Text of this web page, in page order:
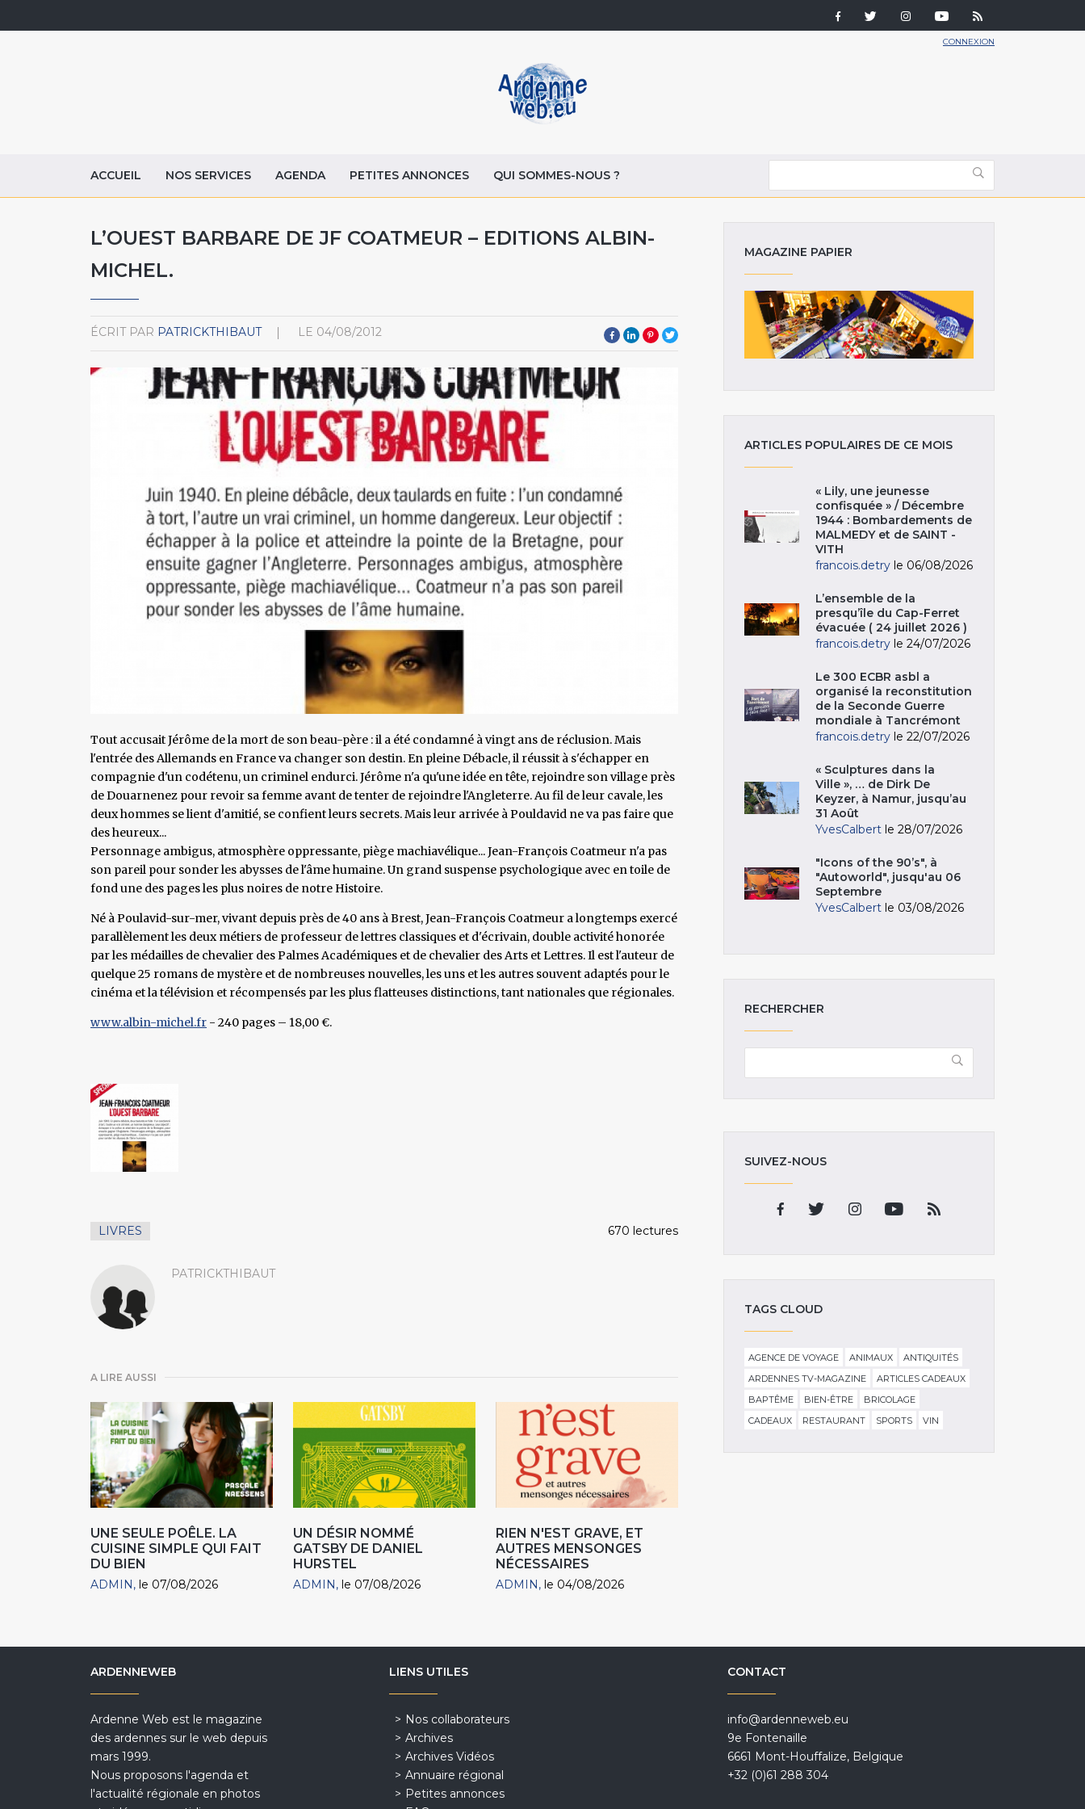
CONNEXION
ACCUEIL NOS SERVICES AGENDA PETITES ANNONCES QUI SOMMES-NOUS ?
L’OUEST BARBARE DE JF COATMEUR – EDITIONS ALBIN-
MICHEL.
ÉCRIT PAR PATRICKTHIBAUT LE 04/08/2012
Tout accusait Jérôme de la mort de son beau-père : il a été condamné à vingt ans de réclusion. Mais
l'entrée des Allemands en France va changer son destin. En pleine Débacle, il réussit à s'échapper en
compagnie d'un codétenu, un criminel endurci. Jérôme n'a qu'une idée en tête, rejoindre son village près
de Douarnenez pour revoir sa femme avant de tenter de rejoindre l'Angleterre. Au fil de leur cavale, les
deux hommes se lient d'amitié, se confient leurs secrets. Mais leur arrivée à Pouldavid ne va pas faire que
des heureux...
Personnage ambigus, atmosphère oppressante, piège machiavélique... Jean-François Coatmeur n'a pas
son pareil pour sonder les abysses de l'âme humaine. Un grand suspense psychologique avec en toile de
fond une des pages les plus noires de notre Histoire.
Né à Poulavid-sur-mer, vivant depuis près de 40 ans à Brest, Jean-François Coatmeur a longtemps exercé
parallèlement les deux métiers de professeur de lettres classiques et d'écrivain, double activité honorée
par les médailles de chevalier des Palmes Académiques et de chevalier des Arts et Lettres. Il est l'auteur de
quelque 25 romans de mystère et de nombreuses nouvelles, les uns et les autres souvent adaptés pour le
cinéma et la télévision et récompensés par les plus flatteuses distinctions, tant nationales que régionales.
www.albin-michel.fr - 240 pages – 18,00 €.
LIVRES 670 lectures
PATRICKTHIBAUT
A LIRE AUSSI
UNE SEULE POÊLE. LA
CUISINE SIMPLE QUI FAIT
DU BIEN
ADMIN le 07/08/2026
UN DÉSIR NOMMÉ
GATSBY DE DANIEL
HURSTEL
ADMIN le 07/08/2026
RIEN N'EST GRAVE, ET
AUTRES MENSONGES
NÉCESSAIRES
ADMIN le 04/08/2026
MAGAZINE PAPIER
ARTICLES POPULAIRES DE CE MOIS
« Lily, une jeunesse
confisquée » / Décembre
1944 : Bombardements de
MALMEDY et de SAINT -
VITH
francois.detry le 06/08/2026
L’ensemble de la
presqu’île du Cap-Ferret
évacuée ( 24 juillet 2026 )
francois.detry le 24/07/2026
Le 300 ECBR asbl a
organisé la reconstitution
de la Seconde Guerre
mondiale à Tancrémont
francois.detry le 22/07/2026
« Sculptures dans la
Ville », … de Dirk De
Keyzer, à Namur, jusqu’au
31 Août
YvesCalbert le 28/07/2026
"Icons of the 90’s", à
"Autoworld", jusqu'au 06
Septembre
YvesCalbert le 03/08/2026
RECHERCHER
SUIVEZ-NOUS
TAGS CLOUD
AGENCE DE VOYAGE ANIMAUX
ANTIQUITÉS
ARDENNES TV-MAGAZINE
ARTICLES CADEAUX
BAPTÊME
BIEN-ÊTRE
BRICOLAGE
CADEAUX
RESTAURANT SPORTS VIN
ARDENNEWEB
Ardenne Web est le magazine
des ardennes sur le web depuis
mars 1999.
Nous proposons l'agenda et
l'actualité régionale en photos
LIENS UTILES
Nos collaborateurs
Archives
Archives Vidéos
Annuaire régional
Petites annonces
CONTACT
info@ardenneweb.eu
9e Fontenaille
6661 Mont-Houffalize, Belgique
+32 (0)61 288 304